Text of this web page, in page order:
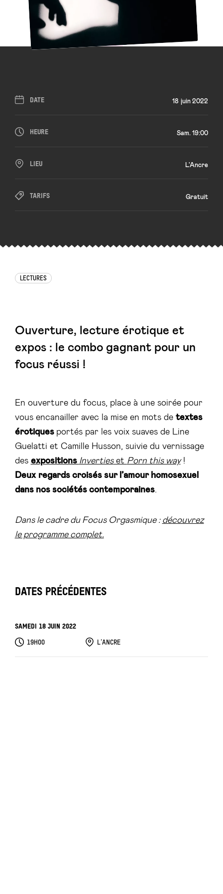
DATE 18 juin 2022
HEURE Sam. 19:00
LIEU L'Ancre
TARIFS Gratuit
LECTURES
Ouverture, lecture érotique et
expos : le combo gagnant pour un
focus réussi !
En ouverture du focus, place à une soirée pour
vous encanailler avec la mise en mots de textes
érotiques portés par les voix suaves de Line
Guelatti et Camille Husson, suivie du vernissage
des expositions Invertieset Porn this way!
Deux regards croisés sur l’amour homosexuel
dans nos sociétéscontemporaines.
Dans le cadre du Focus Orgasmique :découvrez
le programme complet.
DATES PRÉCÉDENTES
SAMEDI 18 JUIN 2022
19H00 L'ANCRE